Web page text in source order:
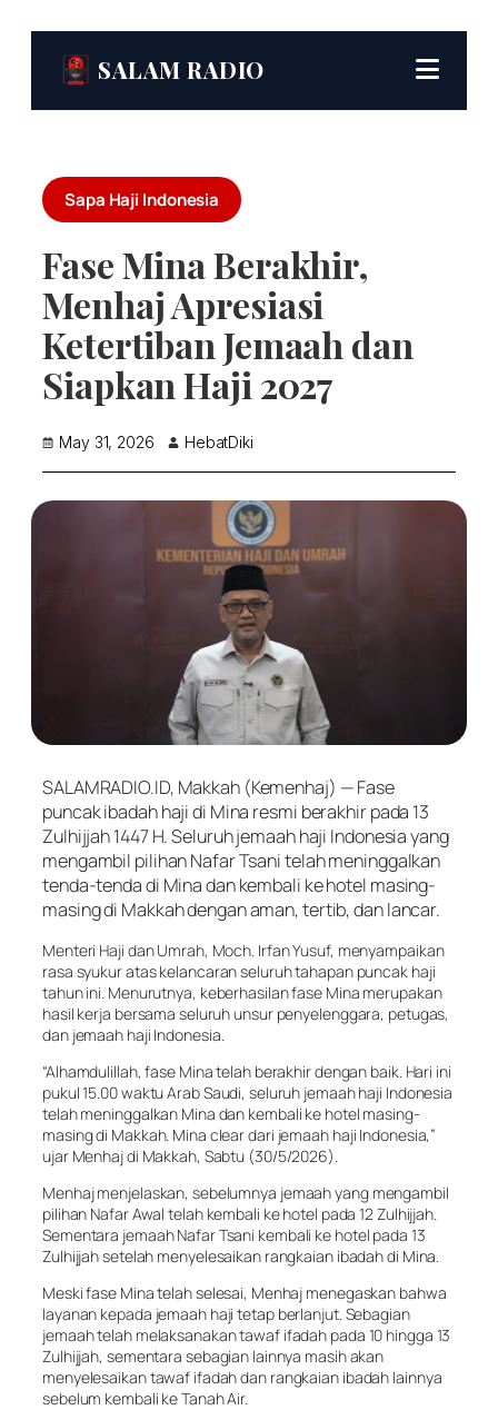
SALAM RADIO
Sapa Haji Indonesia
Fase Mina Berakhir,
Menhaj Apresiasi
Ketertiban Jemaah dan
Siapkan Haji 2027
May 31, 2026 HebatDiki
SALAMRADIO.ID, Makkah (Kemenhaj) — Fase
puncak ibadah haji di Mina resmi berakhir pada 13
Zulhijjah 1447 H. Seluruh jemaah haji Indonesia yang
mengambil pilihan Nafar Tsani telah meninggalkan
tenda-tenda di Mina dan kembali ke hotel masing-
masing di Makkah dengan aman, tertib, dan lancar.
Menteri Haji dan Umrah, Moch. Irfan Yusuf, menyampaikan
rasa syukur atas kelancaran seluruh tahapan puncak haji
tahun ini. Menurutnya, keberhasilan fase Mina merupakan
hasil kerja bersama seluruh unsur penyelenggara, petugas,
dan jemaah haji Indonesia.
“Alhamdulillah, fase Mina telah berakhir dengan baik. Hari ini
pukul 15.00 waktu Arab Saudi, seluruh jemaah haji Indonesia
telah meninggalkan Mina dan kembali ke hotel masing-
masing di Makkah. Mina clear dari jemaah haji Indonesia,”
ujar Menhaj di Makkah, Sabtu (30/5/2026).
Menhaj menjelaskan, sebelumnya jemaah yang mengambil
pilihan Nafar Awal telah kembali ke hotel pada 12 Zulhijjah.
Sementara jemaah Nafar Tsani kembali ke hotel pada 13
Zulhijjah setelah menyelesaikan rangkaian ibadah di Mina.
Meski fase Mina telah selesai, Menhaj menegaskan bahwa
layanan kepada jemaah haji tetap berlanjut. Sebagian
jemaah telah melaksanakan tawaf ifadah pada 10 hingga 13
Zulhijjah, sementara sebagian lainnya masih akan
menyelesaikan tawaf ifadah dan rangkaian ibadah lainnya
sebelum kembali ke Tanah Air.